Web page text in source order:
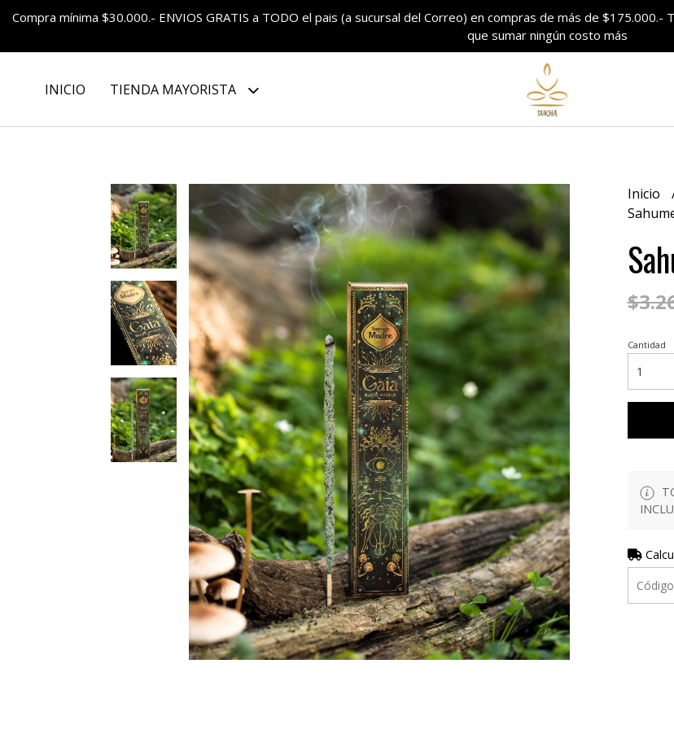
Compra mínima $30.000.- ENVIOS GRATIS a TODO el pais (a sucursal del Correo) en compras de más de $175.000.-
que sumar ningún costo más
INICIO TIENDA MAYORISTA
Inicio
Cantidad